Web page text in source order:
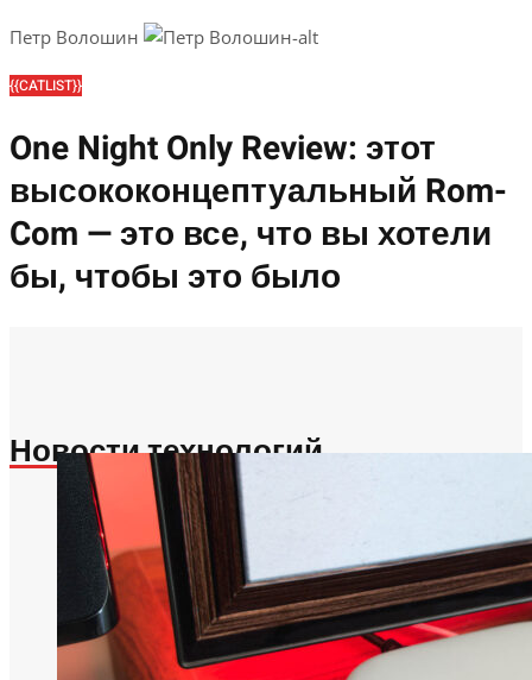
Петр Волошин
{{CATLIST}}
One Night Only Review: этот
высококонцептуальный Rom-
Com — это все, что вы хотели
бы, чтобы это было
Новости технологий